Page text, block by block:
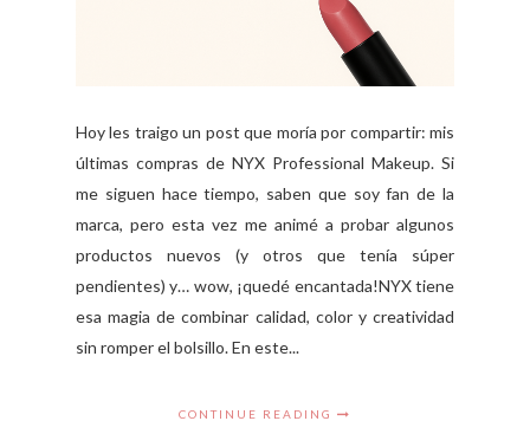
Hoy les traigo un post que moría por compartir: mis
últimas compras de NYX Professional Makeup. Si
me siguen hace tiempo, saben que soy fan de la
marca, pero esta vez me animé a probar algunos
productos nuevos (y otros que tenía súper
pendientes) y… wow, ¡quedé encantada!NYX tiene
esa magia de combinar calidad, color y creatividad
sin romper el bolsillo. En este...
CONTINUE READING